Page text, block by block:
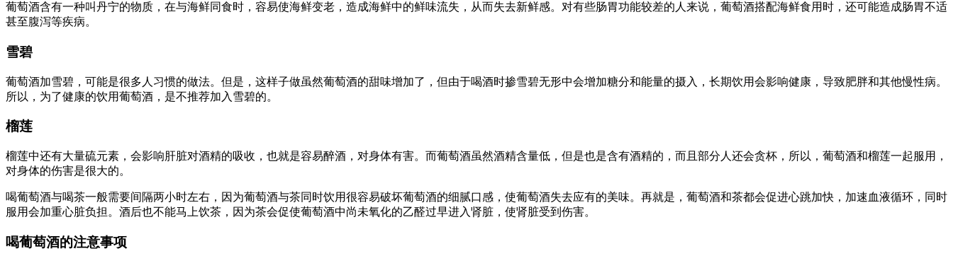
葡萄酒含有一种叫丹宁的物质，在与海鲜同食时，容易使海鲜变老，造成海鲜中的鲜味流失，从而失去新鲜感。对有些肠胃功能较差的人来说，葡萄酒搭配海鲜食用时，还可能造成肠胃不适
甚至腹泻等疾病。
雪碧
葡萄酒加雪碧，可能是很多人习惯的做法。但是，这样子做虽然葡萄酒的甜味增加了，但由于喝酒时掺雪碧无形中会增加糖分和能量的摄入，长期饮用会影响健康，导致肥胖和其他慢性病。
所以，为了健康的饮用葡萄酒，是不推荐加入雪碧的。
榴莲
榴莲中还有大量硫元素，会影响肝脏对酒精的吸收，也就是容易醉酒，对身体有害。而葡萄酒虽然酒精含量低，但是也是含有酒精的，而且部分人还会贪杯，所以，葡萄酒和榴莲一起服用，
对身体的伤害是很大的。
喝葡萄酒与喝茶一般需要间隔两小时左右，因为葡萄酒与茶同时饮用很容易破坏葡萄酒的细腻口感，使葡萄酒失去应有的美味。再就是，葡萄酒和茶都会促进心跳加快，加速血液循环，同时
服用会加重心脏负担。酒后也不能马上饮茶，因为茶会促使葡萄酒中尚未氧化的乙醛过早进入肾脏，使肾脏受到伤害。
喝葡萄酒的注意事项